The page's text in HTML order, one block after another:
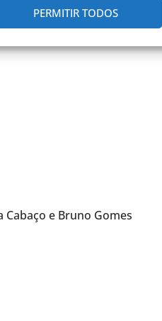
PERMITIR TODOSda EITV,
e Bruno Gomes